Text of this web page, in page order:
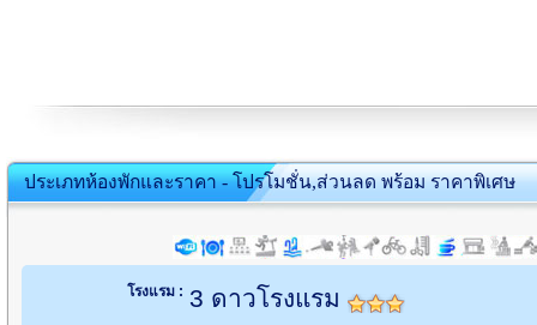
ประเภทห้องพักและราคา - โปรโมชั่น,ส่วนลด พร้อม ราคาพิเศษ
โรงแรม : 3 ดาวโรงแรม